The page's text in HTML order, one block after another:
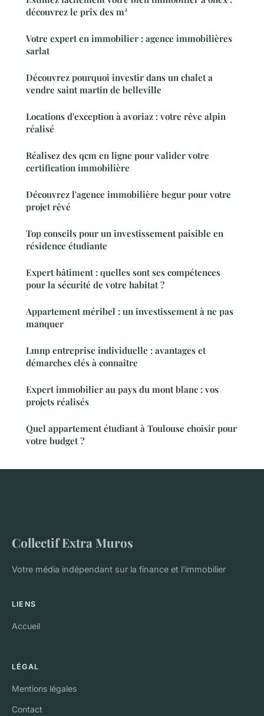
découvrez le prix des m²
Votre expert en immobilier : agence immobilières
sarlat
Découvrez pourquoi investir dans un chalet a
vendre saint martin de belleville
Locations d'exception à avoriaz : votre rêve alpin
réalisé
Réalisez des qcm en ligne pour valider votre
certification immobilière
Découvrez l'agence immobilière begur pour votre
projet rêvé
Top conseils pour un investissement paisible en
résidence étudiante
Expert bâtiment : quelles sont ses compétences
pour la sécurité de votre habitat ?
Appartement méribel : un investissement à ne pas
manquer
Lmnp entreprise individuelle : avantages et
démarches clés à connaître
Expert immobilier au pays du mont blanc : vos
projets réalisés
Quel appartement étudiant à Toulouse choisir pour
votre budget ?
Collectif Extra Muros
Votre média indépendant sur la finance et l'immobilier
LIENS
Accueil
LÉGAL
Mentions légales
Contact